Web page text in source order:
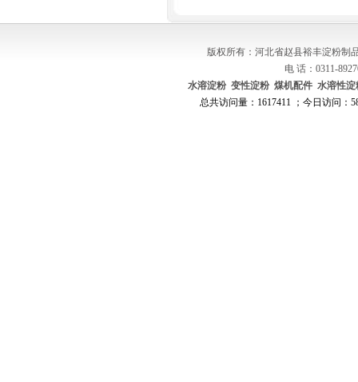
版权所有：河北省赵县裕丰淀粉
电 话：0311-
水溶淀粉 变性淀粉 煤机配件 水溶性淀
总共访问量：1617411 ；今日访问：